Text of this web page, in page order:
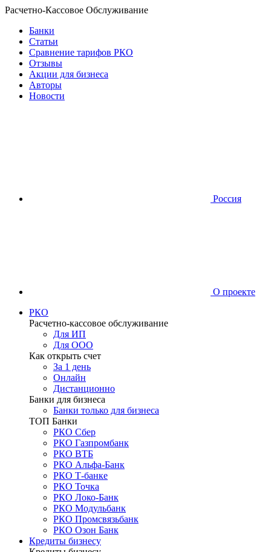
Расчетно-Кассовое Обслуживание
Банки
Статьи
Сравнение тарифов РКО
Отзывы
Акции для бизнеса
Авторы
Новости
Россия
О проекте
РКО
Расчетно-кассовое обслуживание
Для ИП
Для ООО
Как открыть счет
За 1 день
Онлайн
Дистанционно
Банки для бизнеса
Банки только для бизнеса
ТОП Банки
РКО Сбер
РКО Газпромбанк
РКО ВТБ
РКО Альфа-Банк
РКО Т-банке
РКО Точка
РКО Локо-Банк
РКО Модульбанк
РКО Промсвязьбанк
РКО Озон Банк
Кредиты бизнесу